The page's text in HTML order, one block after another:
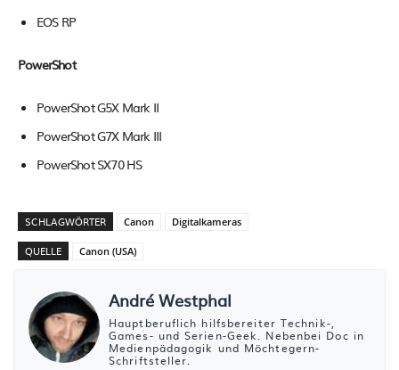
EOS RP
PowerShot
PowerShot G5X Mark II
PowerShot G7X Mark III
PowerShot SX70 HS
SCHLAGWÖRTER Canon Digitalkameras
QUELLE Canon (USA)
André Westphal
Hauptberuflich hilfsbereiter Technik-,
Games- und Serien-Geek. Nebenbei Doc in
Medienpädagogik und Möchtegern-
Schriftsteller.